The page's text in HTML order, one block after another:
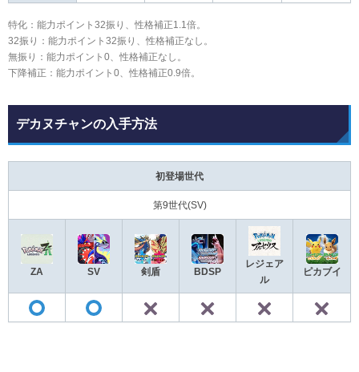
特化：能力ポイント32振り、性格補正1.1倍。
32振り：能力ポイント32振り、性格補正なし。
無振り：能力ポイント0、性格補正なし。
下降補正：能力ポイント0、性格補正0.9倍。
デカヌチャンの入手方法
初登場世代
第9世代(SV)
ZA SV 剣盾 BDSP
レジェア
ル
ピカブイ